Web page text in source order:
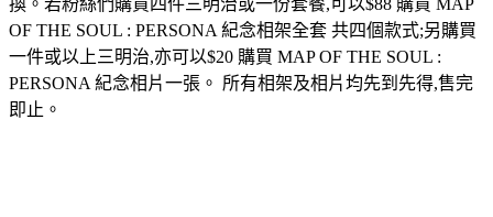
OF THE SOUL : PERSONA 紀念相架全套 共四個款式;另購買
一件或以上三明治,亦可以$20 購買 MAP OF THE SOUL :
PERSONA 紀念相片一張。 所有相架及相片均先到先得,售完
即止。